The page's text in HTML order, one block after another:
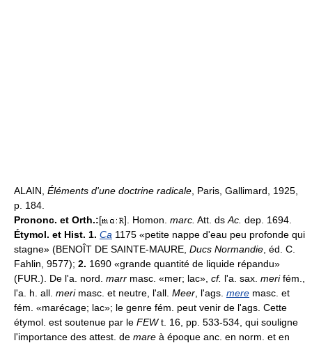
ALAIN, Éléments d'une doctrine radicale , Paris, Gallimard, 1925,
p. 184.
Prononc. et Orth.:[ ]. Homon. marc. Att. ds Ac. dep. 1694.
Étymol. et Hist. 1. Ca 1175 «petite nappe d'eau peu profonde qui
stagne» (BENOÎT DE SAINTE-MAURE, Ducs Normandie , éd. C.
Fahlin, 9577); 2. 1690 «grande quantité de liquide répandu»
(FUR.). De l'a. nord. marr masc. «mer; lac», cf. l'a. sax. merifém.,
l'a. h. all. merimasc. et neutre, l'all. Meer , l'ags. mere masc. et
fém. «marécage; lac»; le genre fém. peut venir de l'ags. Cette
étymol. est soutenue par le FEWt. 16, pp. 533-534, qui souligne
l'importance des attest. de mare à époque anc. en norm. et en